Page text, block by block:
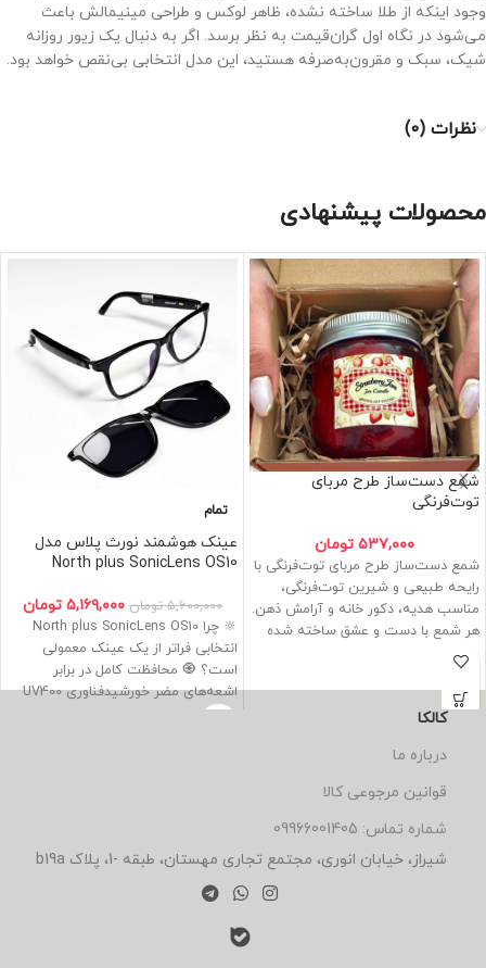
وجود اینکه از طلا ساخته نشده، ظاهر لوکس و طراحی مینیمالش باعث
می‌شود در نگاه اول گران‌قیمت به نظر برسد. اگر به دنبال یک زیور روزانه
شیک، سبک و مقرون‌به‌صرفه هستید، این مدل انتخابی بی‌نقص خواهد بود.
نظرات (0)
محصولات پیشنهادی
شمع دست‌ساز طرح مربای
توت‌فرنگی
۵۳۷,۰۰۰ تومان
شمع دست‌ساز طرح مربای توت‌فرنگی با
رایحه طبیعی و شیرین توت‌فرنگی،
مناسب هدیه، دکور خانه و آرامش ذهن.
هر شمع با دست و عشق ساخته شده
است.
*زمان آماده سازی شمع ها 2 روز کاری
میباشد.*
تمام
عینک هوشمند نورث پلاس مدل
North plus SonicLens OS10
۵,۶۰۰,۰۰۰ تومان ۵,۱۶۹,۰۰۰ تومان
🔆 چرا North plus SonicLens OS10
انتخابی فراتر از یک عینک معمولی
است؟ 🧿 محافظت کامل در برابر
اشعه‌های مضر خورشیدفناوری UV400
استفاده‌شده
کالکا
درباره ما
قوانین مرجوعی کالا
شماره تماس: 09966001405
شیراز، خیابان انوری، مجتمع تجاری مهستان، طبقه -1، پلاک b19a